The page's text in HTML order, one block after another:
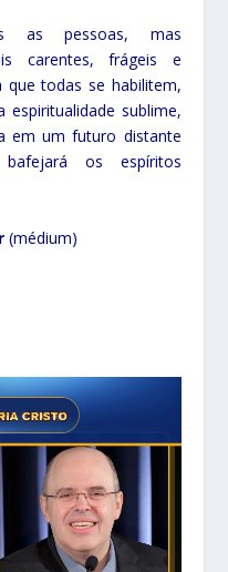
as pessoas, mas
carentes, frágeis e
que todas se habilitem,
sublime,
em um futuro distante
os espíritos
(médium)